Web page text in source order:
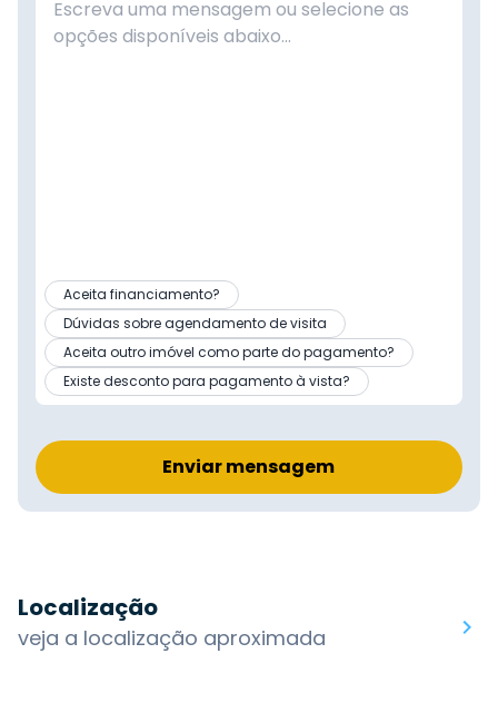
Aceita financiamento?
Dúvidas sobre agendamento de visita
Aceita outro imóvel como parte do pagamento?
Existe desconto para pagamento à vista?
Enviar mensagem
Localização
veja a localização aproximada